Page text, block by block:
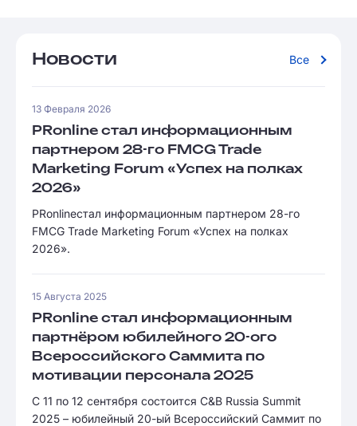
Новости Все
13 Февраля 2026
PRonline стал информационным
партнером 28-го FMCG Trade
Marketing Forum «Успех на полках
2026»
PRonlineстал информационным партнером 28-го
FMCG Trade Marketing Forum «Успех на полках
2026».
15 Августа 2025
PRonline стал информационным
партнёром юбилейного 20-ого
Всероссийского Саммита по
мотивации персонала 2025
С 11 по 12 сентября состоится C&B Russia Summit
2025 – юбилейный 20-ый Всероссийский Саммит по